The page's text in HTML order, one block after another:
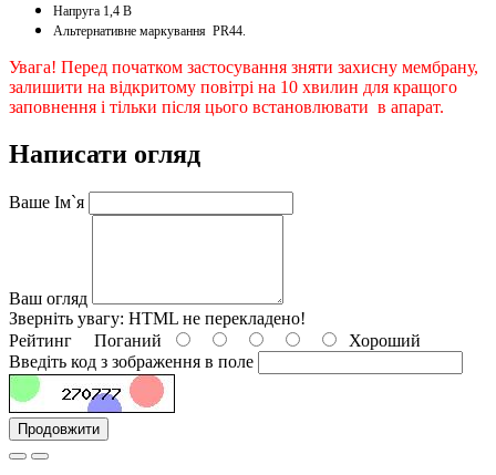
Напруга 1,4 В
Альтернативне маркування PR44.
Увага! Перед початком застосування зняти захисну мембрану,
залишити на відкритому повітрі на 10 хвилин для кращого
заповнення і тільки після цього встановлювати в апарат.
Написати огляд
Ваше Ім`я
Ваш огляд
Зверніть увагу: HTML не перекладено!
Рейтинг Поганий
Хороший
Введіть код з зображення в поле
Продовжити